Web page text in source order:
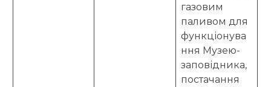
газовим
паливом для
функціонува
ння Музею-
заповідника,
постачання